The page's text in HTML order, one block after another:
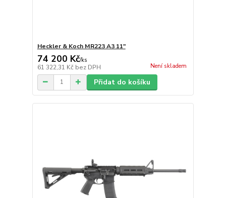
Heckler & Koch MR223 A3 11"
74 200 Kč/ks
61 322,31 Kč bez DPH Není skladem
Přidat do košíku